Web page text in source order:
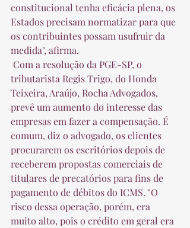
constitucional tenha eficácia plena, os
Estados precisam normatizar para que
os contribuintes possam usufruir da
medida", afirma.
tributarista Regis Trigo, do Honda
Teixeira, Araújo, Rocha Advogados,
prevê um aumento do interesse das
empresas em fazer a compensação. É
comum, diz o advogado, os clientes
procurarem os escritórios depois de
receberem propostas comerciais de
titulares de precatórios para fins de
pagamento de débitos do ICMS. "O
risco dessa operação, porém, era
muito alto, pois o crédito em geral era